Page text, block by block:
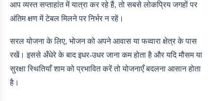
आप व्यस्त सप्ताहांत में यात्रा कर रहे हैं, तो सबसे लोकप्रिय जगहों पर
अंतिम क्षण में टेबल मिलने पर निर्भर न रहें।
सरल योजना के लिए, भोजन को अपने आवास या फव्वारा क्षेत्र के पास
रखें। इससे अँधेरे के बाद इधर-उधर जाना कम होता है और यदि मौसम या
सुरक्षा स्थितियाँ शाम को प्रभावित करें तो योजनाएँ बदलना आसान होता
है।